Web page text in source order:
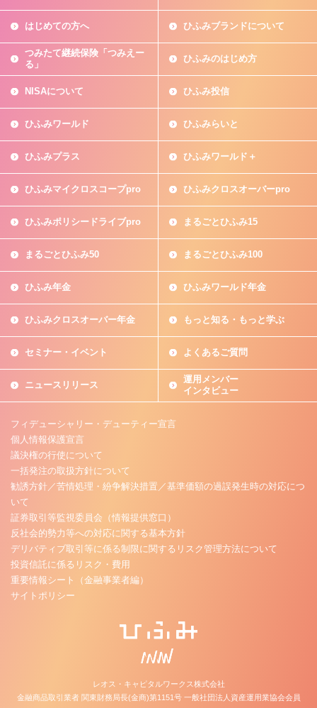
はじめての方へ ひふみブランドについて
つみたて継続保険「つみえー
る」
ひふみのはじめ方
NISAについて ひふみ投信
ひふみワールド ひふみらいと
ひふみプラス ひふみワールド＋
ひふみマイクロスコープpro ひふみクロスオーバーpro
ひふみポリシードライブpro まるごとひふみ15
まるごとひふみ50 まるごとひふみ100
ひふみ年金 ひふみワールド年金
ひふみクロスオーバー年金 もっと知る・もっと学ぶ
セミナー・イベント よくあるご質問
ニュースリリース
運用メンバー
インタビュー
フィデューシャリー・デューティー宣言
個人情報保護宣言
議決権の行使について
一括発注の取扱方針について
勧誘方針／苦情処理・紛争解決措置／基準価額の過誤発生時の対応につ
いて
証券取引等監視委員会（情報提供窓口）
反社会的勢力等への対応に関する基本方針
デリバティブ取引等に係る制限に関するリスク管理方法について
投資信託に係るリスク・費用
重要情報シート（金融事業者編）
サイトポリシー
レオス・キャピタルワークス株式会社
金融商品取引業者 関東財務局長(金商)第1151号 一般社団法人資産運用業協会会員